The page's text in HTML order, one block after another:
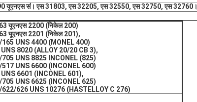
यूएनएस सं। एस 31803, एस 32205, एस 32550, एस 32750, एस 32760।
यूएनएस 2200 (निकेल 200)
यूएनएस 2201 (निकेल 201),
UNS 4400 (MONEL 400)
8020 (ALLOY 20/20 CB 3),
UNS 8825 INCONEL (825)
UNS 6600 (INCONEL 600)
6601 (INCONEL 601),
UNS 6625 (INCONEL 625)
626 UNS 10276 (HASTELLOY C 276)